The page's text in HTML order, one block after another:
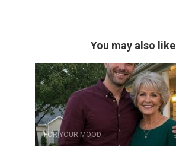
You may also like
FOR YOUR MOOD